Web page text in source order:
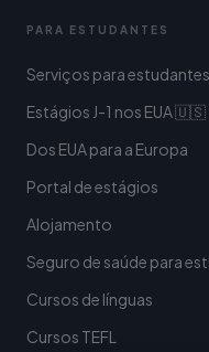
PARA ESTUDANTES
Serviços para estudantes
Estágios J-1 nos EUA 🇺🇸
Dos EUA para a Europa
Portal de estágios
Alojamento
Seguro de saúde para
Cursos de línguas
Cursos TEFL